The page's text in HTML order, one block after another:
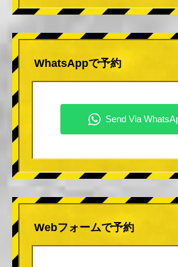
WhatsAppで予約
Webフォームで予約